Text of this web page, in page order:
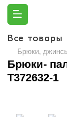
Все товары
Брюки,
Брюки-
T372632-1